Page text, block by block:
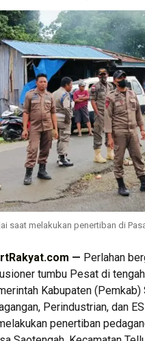
saat melakukan penertiban di
— Perlahan
tumbu Pesat di
Kabupaten (Pemkab)
Perindustrian, dan
penertiban